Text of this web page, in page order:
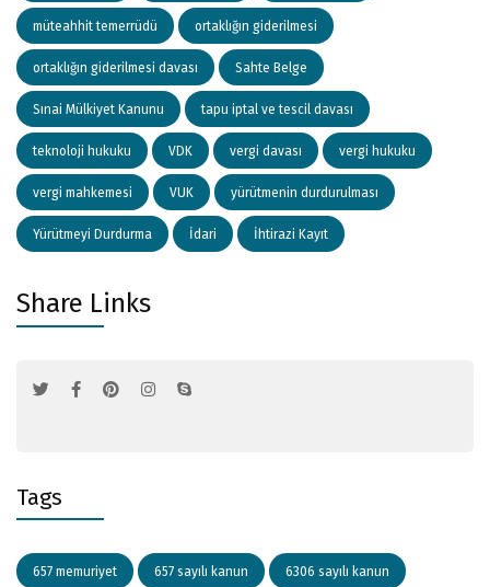
müteahhit temerrüdü ortaklığın giderilmesi
ortaklığın giderilmesi davası Sahte Belge
Sınai Mülkiyet Kanunu tapu iptal ve tescil davası
teknoloji hukuku VDK vergi davası vergi hukuku
vergi mahkemesi VUK yürütmenin durdurulması
Yürütmeyi Durdurma İdari İhtirazi Kayıt
Share Links
Tags
657 memuriyet 657 sayılı kanun 6306 sayılı kanun